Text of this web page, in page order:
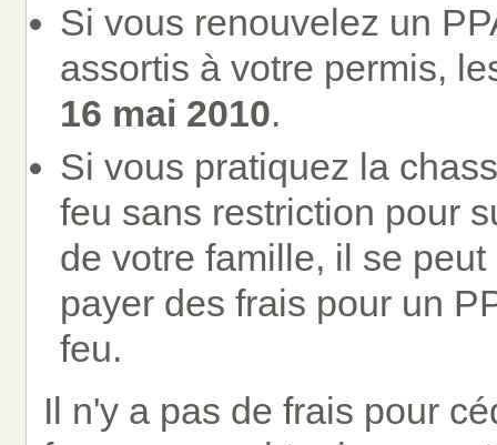
Si vous renouvelez un
assortis à votre permis,
16 mai 2010.
Si vous pratiquez la
feu sans restriction pour
de votre famille, il se
payer des frais pour un
feu.
Il n'y a pas de frais pour